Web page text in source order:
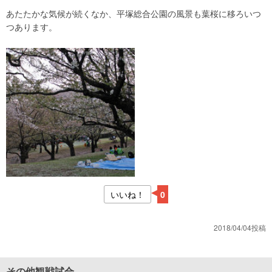
あたたかな気候が続くなか、平塚総合公園の風景も葉桜に移ろいつ
つあります。
いいね！ 0
2018/04/04投稿